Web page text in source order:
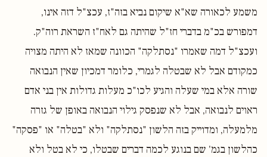
משמע לכאורה שא"א שיקום נביא בזה"ז, עכצ"ל דזה אינו,
דמפורש בכ"מ בדברי חז"ל שהיתה גם לאח"ז השראת רוה"ק.
ועכצ"ל דמה שאמרו "נסתלקה" הכוונה שמאז לא היתה מצויה
כמקודם אבל לא שבטלה לגמרי, כלומר דמכיון שאין הנבואה
שורה אלא במי שעלה והגיע לכו"כ מעלות גדולות אין בני אדם
ראוים לנבואה, אבל לא שנפסק גילוי הנבואה באופן של גזרה
מלמעלה, ומדוייק בזה הלשון "נסתלקה" ולא "בטלה" או "פסקה"
כהלשון בגמ' שם בנוגע לכמה דברים שבטלו, כי לא בטל ולא